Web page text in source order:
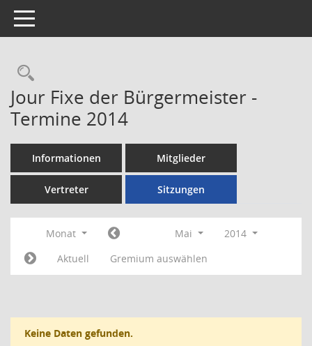
Toggle navigation
Rechercheauswahl
Jour Fixe der Bürgermeister -
Termine 2014
Informationen Mitglieder
Vertreter Sitzungen
Monat Mai
2014
Aktuell
Gremium auswählen
Keine Daten gefunden.